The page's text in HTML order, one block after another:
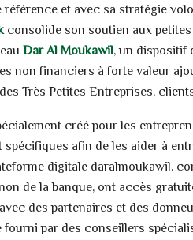
et avec sa stratégie
consolide son soutien aux
Dar Al Moukawil, un dispositif
non financiers à forte valeur
Très Petites Entreprises,
créé pour les
afin de les aider à
digitale daralmoukawil.
de la banque, ont accès
des partenaires et des
par des conseillers